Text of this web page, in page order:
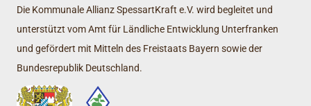
Die Kommunale Allianz SpessartKraft e.V. wird begleitet und
unterstützt vom Amt für Ländliche Entwicklung Unterfranken
und gefördert mit Mitteln des Freistaats Bayern sowie der
Bundesrepublik Deutschland.